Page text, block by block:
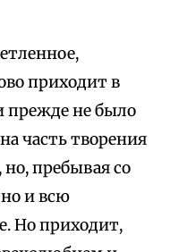
приходит в
прежде не было
часть творения
пребывая со
и всю
Но приходит,